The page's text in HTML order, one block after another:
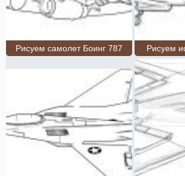
Рисуем самолет Боинг 787 Рисуем